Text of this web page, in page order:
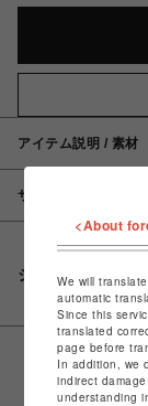
アイテム説明 / 素材
サイズ
シェアする
<About
We will
automatic
Since this
translated
page before
In addition, we
indirect
understanding